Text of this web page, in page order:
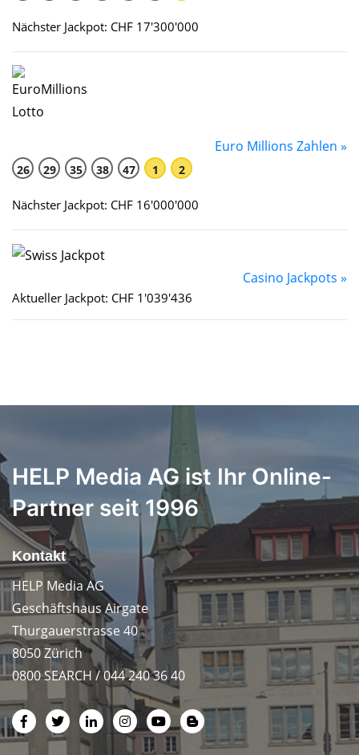
Nächster Jackpot: CHF 17'300'000
Euro Millions Zahlen »
26 29 35 38 47 1 2
Nächster Jackpot: CHF 16'000'000
Casino Jackpots »
Aktueller Jackpot: CHF 1'039'436
HELP Media AG ist Ihr Online-
Partner seit 1996
Kontakt
HELP Media AG
Geschäftshaus Airgate
Thurgauerstrasse 40
8050 Zürich
0800 SEARCH / 044 240 36 40